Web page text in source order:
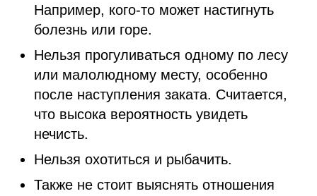
Например, кого-то может настигнуть
болезнь или горе.
Нельзя прогуливаться одному по лесу
или малолюдному месту, особенно
после наступления заката. Считается,
что высока вероятность увидеть
нечисть.
Нельзя охотиться и рыбачить.
Также не стоит выяснять отношения